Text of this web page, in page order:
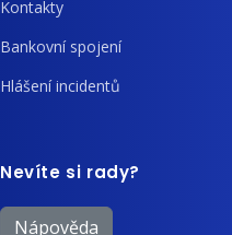
Kontakty
Bankovní spojení
Hlášení incidentů
Nevíte si rady?
Nápověda